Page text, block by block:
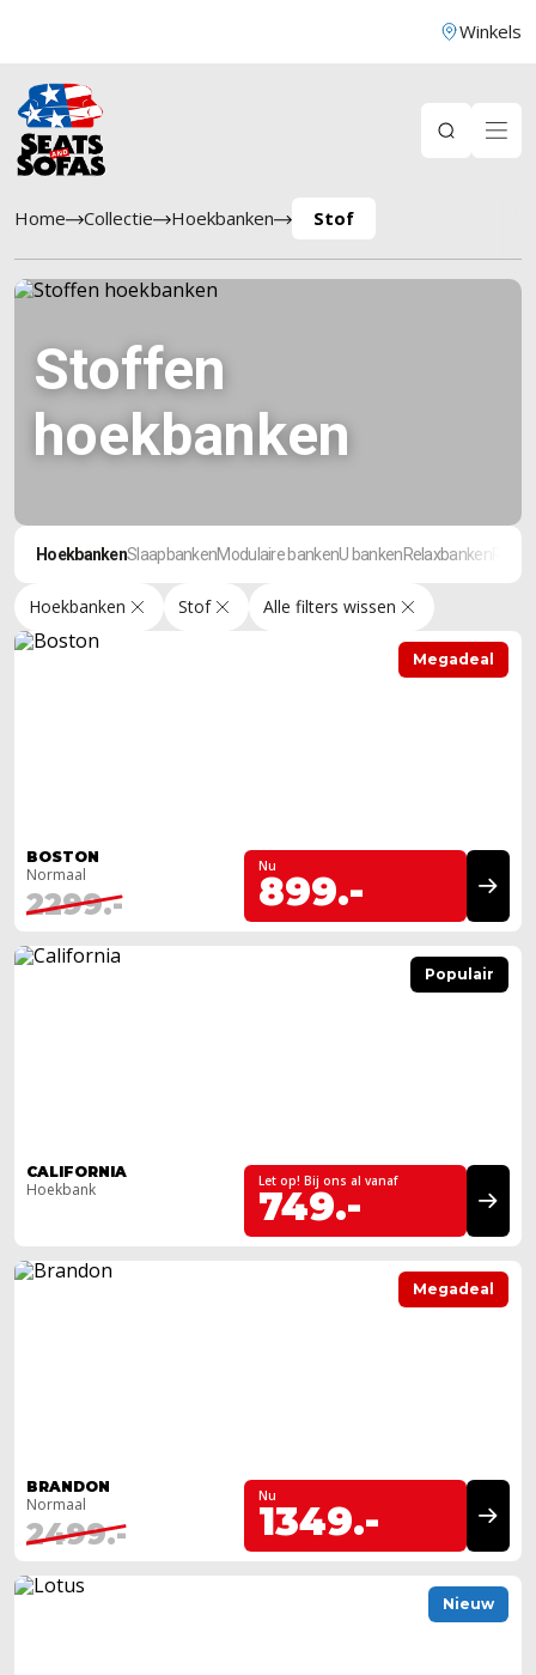
Winkels
Home Collectie Hoekbanken Stof
Stoffen
hoekbanken
HoekbankenSlaapbankenModulaire bankenU bankenRelaxbanken
Hoekbanken Stof Alle filters wissen
Megadeal
BOSTON
Normaal
2299.-
Nu
899.-
Populair
CALIFORNIA
Hoekbank Let op! Bij ons al vanaf
749.-
Megadeal
BRANDON
Normaal
2499.-
Nu
1349.-
Nieuw